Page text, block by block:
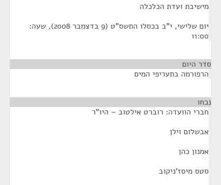
מישיבת ועדת הכלכלה
יום שלישי, י"ב בכסלו התשס"ט (9 בדצמבר 2008), שעה:
11:00
סדר היום
הרפורמה בתעריפי המים
נכחו
חברי הוועדה: רוברט אילטוב – היו"ר
אבשלום וילן
אמנון כהן
סטס מיסז'ניקוב